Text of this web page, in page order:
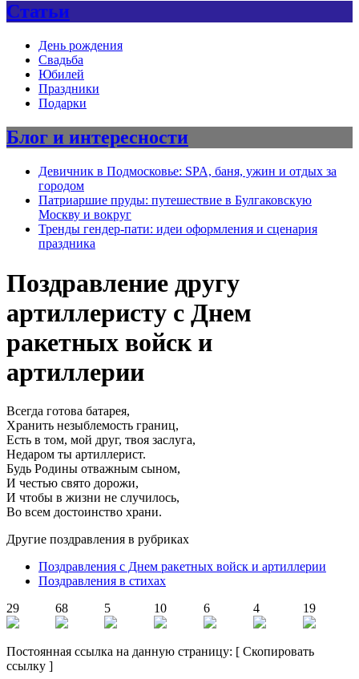
Статьи
День рождения
Свадьба
Юбилей
Праздники
Подарки
Блог и интересности
Девичник в Подмосковье: SPA, баня, ужин и отдых за
городом
Патриаршие пруды: путешествие в Булгаковскую
Москву и вокруг
Тренды гендер-пати: идеи оформления и сценария
праздника
Поздравление другу
артиллеристу с Днем
ракетных войск и
артиллерии
Всегда готова батарея,
Хранить незыблемость границ,
Есть в том, мой друг, твоя заслуга,
Недаром ты артиллерист.
Будь Родины отважным сыном,
И честью свято дорожи,
И чтобы в жизни не случилось,
Во всем достоинство храни.
Другие поздравления в рубриках
Поздравления с Днем ракетных войск и артиллерии
Поздравления в стихах
29
68 5 10 6 4 19
Постоянная ссылка на данную страницу: [ Скопировать
ссылку ]